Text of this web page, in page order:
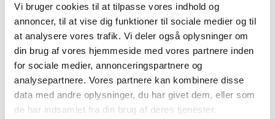
Vi bruger cookies til at tilpasse vores indhold og
annoncer, til at vise dig funktioner til sociale medier og til
at analysere vores trafik. Vi deler også oplysninger om
din brug af vores hjemmeside med vores partnere inden
for sociale medier, annonceringspartnere og
analysepartnere. Vores partnere kan kombinere disse
data med andre oplysninger, du har givet dem, eller som
de har indsamlet fra din brug af deres tjenester.
at deltage.
Mangler du nogen at fejre jul med? Find selskab
påJulevenner.dk.